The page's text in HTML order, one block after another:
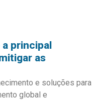
principal
as
e soluções para
global e